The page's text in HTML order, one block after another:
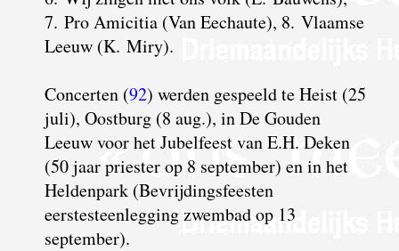
7. Pro Amicitia (Van Eechaute), 8. Vlaamse
Leeuw (K. Miry).
Concerten (92) werden gespeeld te Heist (25
juli), Oostburg (8 aug.), in De Gouden
Leeuw voor het Jubelfeest van E.H. Deken
(50 jaar priester op 8 september) en in het
Heldenpark (Bevrijdingsfeesten
eerstesteenlegging zwembad op 13
september).